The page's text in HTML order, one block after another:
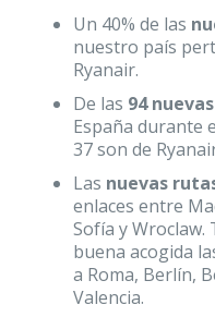
Un 40% de las
nuestro país
Ryanair.
De las 94
España durante
37 son de
Las nuevas
enlaces entre
Sofía y
buena acogida
a Roma, Berlín,
Valencia.